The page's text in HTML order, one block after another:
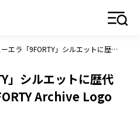
ニューエラ「9FORTY」シルエットに歴代ロゴを合わせた「9FORTY Archive Logo ホワイト」
」シルエットに歴代
Archive Logo